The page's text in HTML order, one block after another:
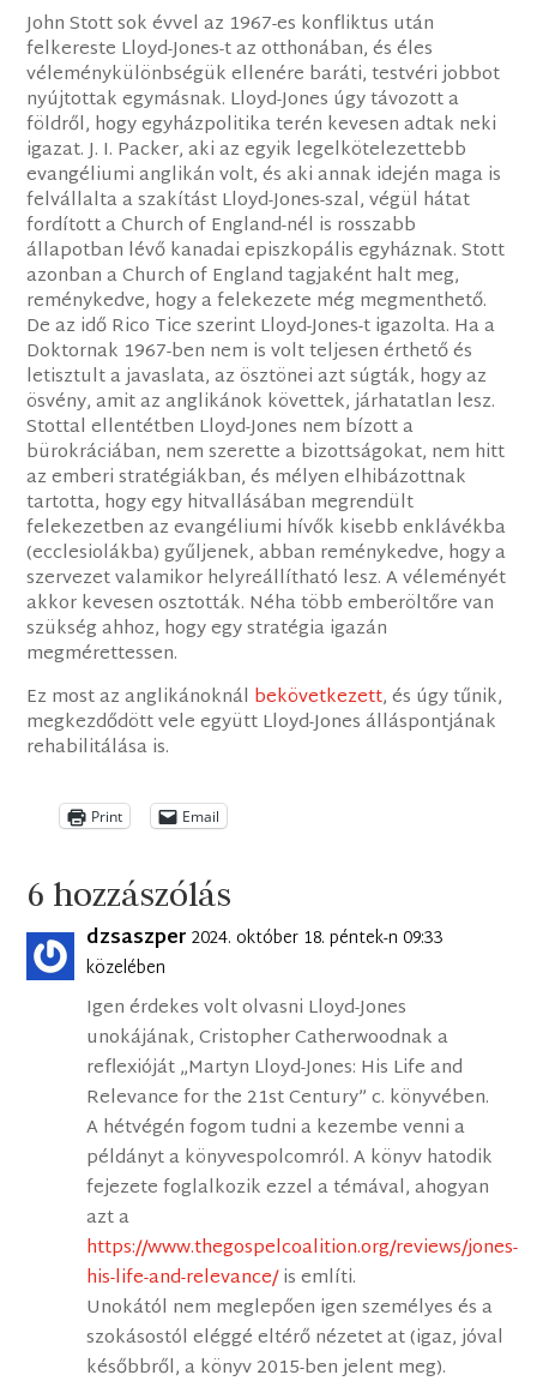
John Stott sok évvel az 1967-es konfliktus után
felkereste Lloyd-Jones-t az otthonában, és éles
véleménykülönbségük ellenére baráti, testvéri jobbot
nyújtottak egymásnak. Lloyd-Jones úgy távozott a
földről, hogy egyházpolitika terén kevesen adtak neki
igazat. J. I. Packer, aki az egyik legelkötelezettebb
evangéliumi anglikán volt, és aki annak idején maga is
felvállalta a szakítást Lloyd-Jones-szal, végül hátat
fordított a Church of England-nél is rosszabb
állapotban lévő kanadai episzkopális egyháznak. Stott
azonban a Church of England tagjaként halt meg,
reménykedve, hogy a felekezete még megmenthető.
De az idő Rico Tice szerint Lloyd-Jones-t igazolta. Ha a
Doktornak 1967-ben nem is volt teljesen érthető és
letisztult a javaslata, az ösztönei azt súgták, hogy az
ösvény, amit az anglikánok követtek, járhatatlan lesz.
Stottal ellentétben Lloyd-Jones nem bízott a
bürokráciában, nem szerette a bizottságokat, nem hitt
az emberi stratégiákban, és mélyen elhibázottnak
tartotta, hogy egy hitvallásában megrendült
felekezetben az evangéliumi hívők kisebb enklávékba
(ecclesiolákba) gyűljenek, abban reménykedve, hogy a
szervezet valamikor helyreállítható lesz. A véleményét
akkor kevesen osztották. Néha több emberöltőre van
szükség ahhoz, hogy egy stratégia igazán
megmérettessen.
Ez most az anglikánoknál bekövetkezett, és úgy tűnik,
megkezdődött vele együtt Lloyd-Jones álláspontjának
rehabilitálása is.
Print Email
6 hozzászólás
dzsaszper 2024. október 18. péntek-n 09:33
közelében
Igen érdekes volt olvasni Lloyd-Jones
unokájának, Cristopher Catherwoodnak a
reflexióját „Martyn Lloyd-Jones: His Life and
Relevance for the 21st Century” c. könyvében.
A hétvégén fogom tudni a kezembe venni a
példányt a könyvespolcomról. A könyv hatodik
fejezete foglalkozik ezzel a témával, ahogyan
azt a
https://www.thegospelcoalition.org/reviews/jones-
his-life-and-relevance/is említi.
Unokától nem meglepően igen személyes és a
szokásostól eléggé eltérő nézetet at (igaz, jóval
későbbről, a könyv 2015-ben jelent meg).